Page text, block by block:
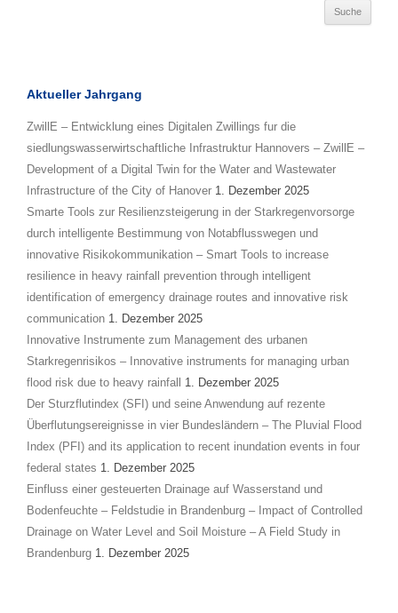
Aktueller Jahrgang
ZwillE – Entwicklung eines Digitalen Zwillings fur die
siedlungswasserwirtschaftliche Infrastruktur Hannovers – ZwillE –
Development of a Digital Twin for the Water and Wastewater
Infrastructure of the City of Hanover 1. Dezember 2025
Smarte Tools zur Resilienzsteigerung in der Starkregenvorsorge
durch intelligente Bestimmung von Notabflusswegen und
innovative Risikokommunikation – Smart Tools to increase
resilience in heavy rainfall prevention through intelligent
identification of emergency drainage routes and innovative risk
communication 1. Dezember 2025
Innovative Instrumente zum Management des urbanen
Starkregenrisikos – Innovative instruments for managing urban
flood risk due to heavy rainfall
1. Dezember 2025
Der Sturzflutindex (SFI) und seine Anwendung auf rezente
Überflutungsereignisse in vier Bundesländern – The Pluvial Flood
Index (PFI) and its application to recent inundation events in four
federal states 1. Dezember 2025
Einfluss einer gesteuerten Drainage auf Wasserstand und
Bodenfeuchte – Feldstudie in Brandenburg – Impact of Controlled
Drainage on Water Level and Soil Moisture – A Field Study in
Brandenburg 1. Dezember 2025